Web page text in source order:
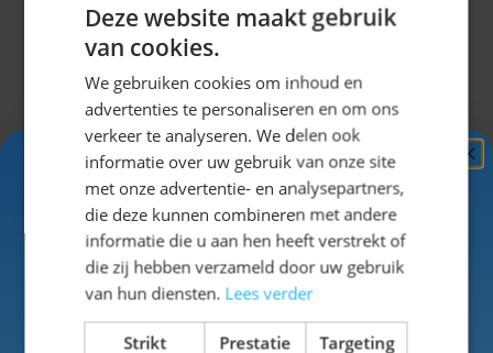
Dirndl jurkje voor het Oktoberfest
De dirndl is het meestgedragen tiroler jurkje op het
Oktoberfest in München. Speciaal voor de
Nederlandse Oktoberfesten en Apres-ski feestjes
hebben wij de dirndl Melissa samengesteld. Dit tiroler
jurkje is van een uitstekende prijs/kwaliteit en
weerstaat menig feestje.
Kenmerken Dirndl Melissa Pink
Dirndl Melissa valt in de categorie korte dirndls en valt
net boven of net op de knie. Het jurkje bestaat uit een
roze hoofdkleur met witte accenten. Leuk detail zijn
de witte horizontale strepen op de rand van de jurk.
Uitklappen
Deze website maakt gebruik
van cookies.
We gebruiken cookies om inhoud en
advertenties te personaliseren en om ons
verkeer te analyseren. We delen ook
informatie over uw gebruik van onze site
met onze advertentie- en analysepartners,
die deze kunnen combineren met andere
informatie die u aan hen heeft verstrekt of
die zij hebben verzameld door uw gebruik
van hun diensten. Lees verder
Strikt
Prestatie Targeting
Ontvang5%
KORTING!
Schrijf je nuin voor de nieuwsbrief en ontvang toegang
tot exclusieve kortingen!
Voor- en achternaam